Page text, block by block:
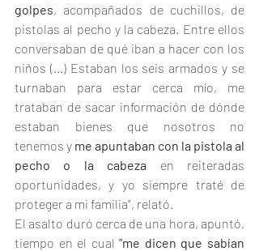
golpes, acompañados de cuchillos, de
pistolas al pecho y la cabeza. Entre ellos
conversaban de qué iban a hacer con los
niños (...) Estaban los seis armados y se
turnaban para estar cerca mío, me
trataban de sacar información de dónde
estaban bienes que nosotros no
tenemos y me apuntaban con la pistola al
pecho o la cabeza en reiteradas
oportunidades, y yo siempre traté de
proteger a mi familia", relató.
El asalto duró cerca de una hora, apuntó,
tiempo en el cual "me dicen que sabían